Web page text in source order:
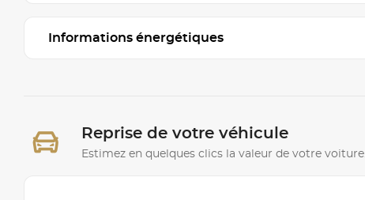
Informations énergétiques
Reprise de votre véhicule
Estimez en quelques clics la valeur de votre voiture.